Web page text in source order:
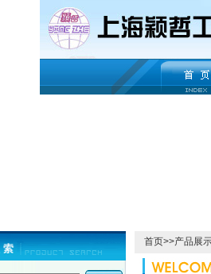
首页>>产品展